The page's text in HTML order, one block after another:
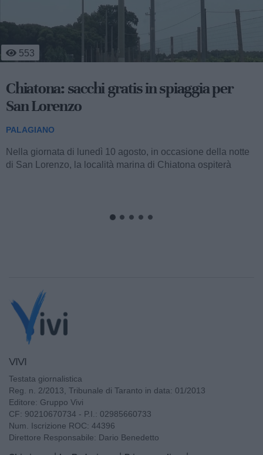
1.137
Il tempo si ferma a Palagiano: le radici,
l’amicizia e il patto ritrovato della classe
del ‘56
PALAGIANO
Ci sono promesse che la distanza e il trascorrere degli anni
VIVI
Testata giornalistica
Reg. n. 2/2013, Tribunale di Taranto in data: 01/2013
Editore: Gruppo Vivi
CF: 90210670734 - P.I.: 02985660733
Num. Iscrizione ROC: 44396
Direttore Responsabile: Dario Benedetto